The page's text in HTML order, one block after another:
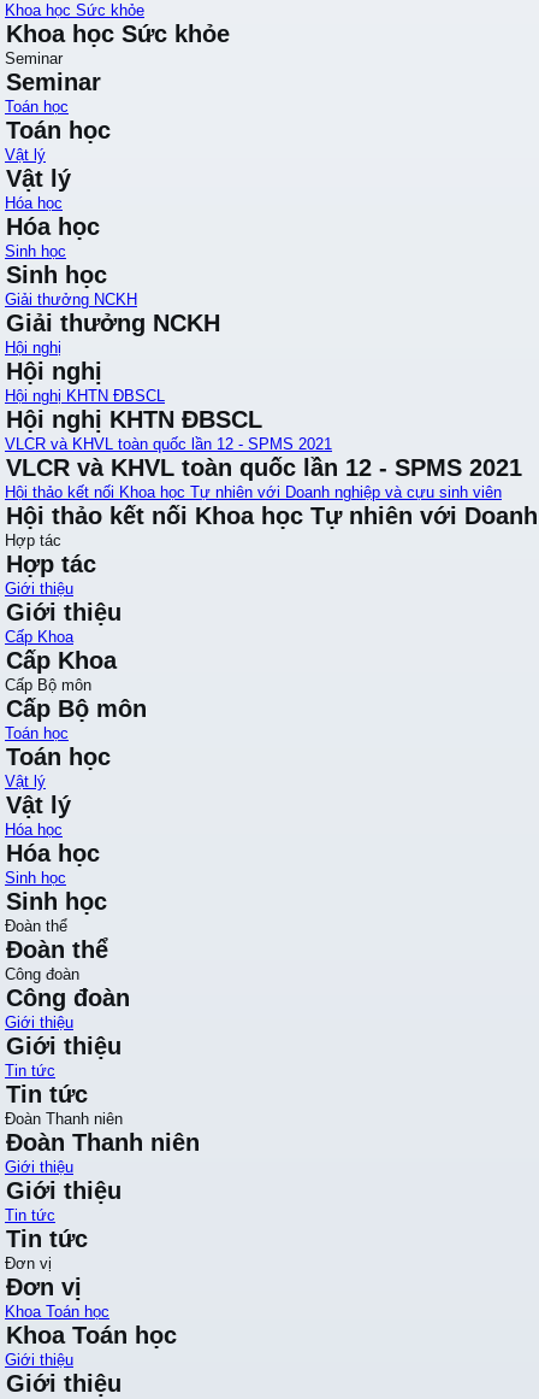
Khoa học Sức khỏe
Khoa học Sức khỏe
Seminar
Seminar
Toán học
Toán học
Vật lý
Vật lý
Hóa học
Hóa học
Sinh học
Sinh học
Giải thưởng NCKH
Giải thưởng NCKH
Hội nghị
Hội nghị
Hội nghị KHTN ĐBSCL
Hội nghị KHTN ĐBSCL
VLCR và KHVL toàn quốc lần 12 - SPMS 2021
VLCR và KHVL toàn quốc lần 12 - SPMS 2021
Hội thảo kết nối Khoa học Tự nhiên với Doanh nghiệp và cựu sinh viên
Hội thảo kết nối Khoa học Tự nhiên với
Hợp tác
Hợp tác
Giới thiệu
Giới thiệu
Cấp Khoa
Cấp Khoa
Cấp Bộ môn
Cấp Bộ môn
Toán học
Toán học
Vật lý
Vật lý
Hóa học
Hóa học
Sinh học
Sinh học
Đoàn thể
Đoàn thể
Công đoàn
Công đoàn
Giới thiệu
Giới thiệu
Tin tức
Tin tức
Đoàn Thanh niên
Đoàn Thanh niên
Giới thiệu
Giới thiệu
Tin tức
Tin tức
Đơn vị
Đơn vị
Khoa Toán học
Khoa Toán học
Giới thiệu
Giới thiệu